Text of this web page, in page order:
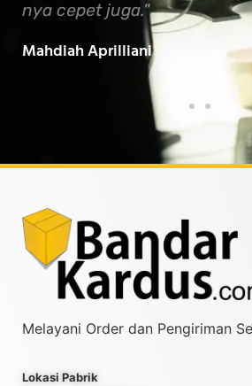
serta membawa manfaat
Baarokallahu Fiikum.."
Taufiqurrahman MZ
Melayani Order dan Pengiriman
Lokasi Pabrik